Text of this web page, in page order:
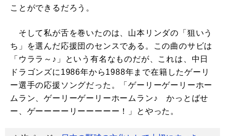
ことができるだろう。
そして私が舌を巻いたのは、山本リンダの「狙いう
ち」を選んだ応援団のセンスである。この曲のサビは
「ウララ～♪」という有名なものだが、これは、中日
ドラゴンズに1986年から1988年まで在籍したゲーリ
ー選手の応援ソングだった。「ゲーリーゲーリーホー
ムラン、ゲーリーゲーリーホームラン♪ かっとばせ
ー、ゲーーーーリーーーーー！」とやった。